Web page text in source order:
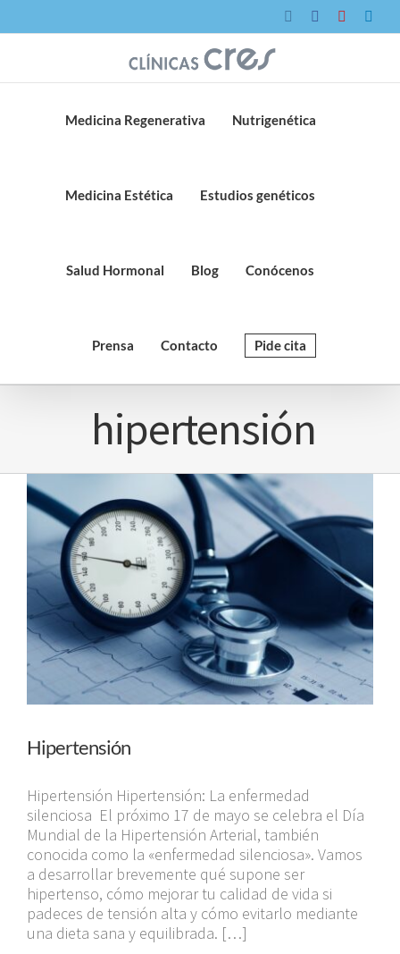
al
InstagramFacebookYouTube
Medicina Regenerativa Nutrigenética
Medicina Estética Estudios genéticos
Salud Hormonal Blog Conócenos
Prensa Contacto Pide cita
hipertensión
Hipertensión
Hipertensión Hipertensión: La enfermedad
silenciosa El próximo 17 de mayo se celebra el Día
Mundial de la Hipertensión Arterial, también
conocida como la «enfermedad silenciosa». Vamos
a desarrollar brevemente qué supone ser
hipertenso, cómo mejorar tu calidad de vida si
padeces de tensión alta y cómo evitarlo mediante
una dieta sana y equilibrada. […]